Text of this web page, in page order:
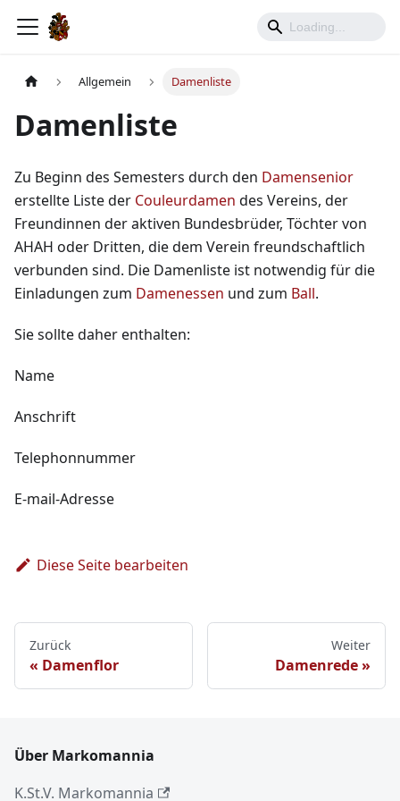
Allgemein Damenliste
Damenliste
Zu Beginn des Semesters durch den Damensenior
erstellte Liste der Couleurdamen des Vereins, der
Freundinnen der aktiven Bundesbrüder, Töchter von
AHAH oder Dritten, die dem Verein freundschaftlich
verbunden sind. Die Damenliste ist notwendig für die
Einladungen zum Damenessen und zum Ball.
Sie sollte daher enthalten:
Name
Anschrift
Telephonnummer
E-mail-Adresse
Diese Seite bearbeiten
Zurück
Damenflor
Weiter
Damenrede
Über Markomannia
K.St.V. Markomannia